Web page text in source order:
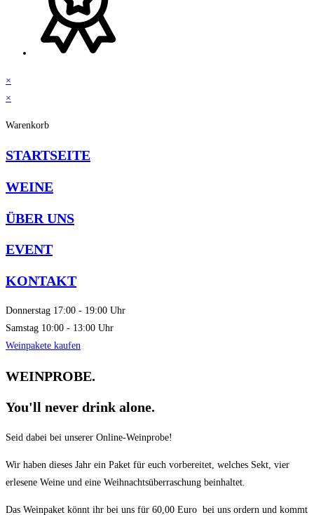
×
×
Warenkorb
STARTSEITE
WEINE
ÜBER UNS
EVENT
KONTAKT
Donnerstag 17:00 - 19:00 Uhr
Samstag 10:00 - 13:00 Uhr
Weinpakete kaufen
WEINPROBE.
You'll never drink alone.
Seid dabei bei unserer Online-Weinprobe!
Wir haben dieses Jahr ein Paket für euch vorbereitet, welches Sekt, vier
erlesene Weine und eine Weihnachtsüberraschung beinhaltet.
Das Weinpaket könnt ihr bei uns für 60,00 Euro bei uns ordern und kommt